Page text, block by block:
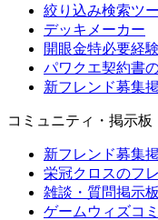
絞り込み検索ツ
デッキメーカー
開眼金特必要経
パワクエ契約書
新フレンド募集
コミュニティ・掲示板
新フレンド募集
栄冠クロスのフ
雑談・質問掲示板
ゲームウィズコ